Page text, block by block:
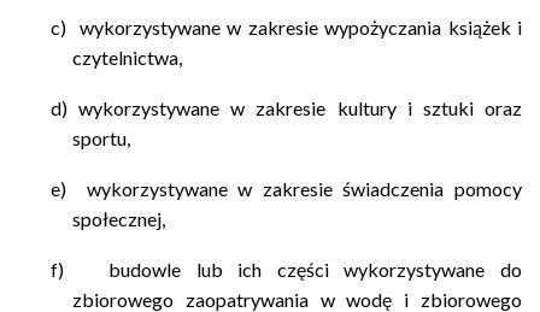
c) wykorzystywane w zakresie wypożyczania książek i
czytelnictwa,
d) wykorzystywane w zakresie kultury i sztuki oraz
sportu,
e) wykorzystywane w zakresie świadczenia pomocy
społecznej,
f) budowle lub ich części wykorzystywane do
zbiorowego zaopatrywania w wodę i zbiorowego